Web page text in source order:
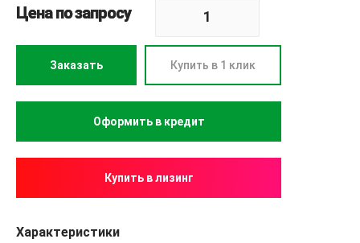
Цена по запросу
Заказать Купить в 1 клик
Купить в лизинг
Характеристики